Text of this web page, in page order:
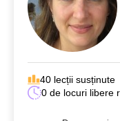
40 lecții susținute
0 de locuri libere